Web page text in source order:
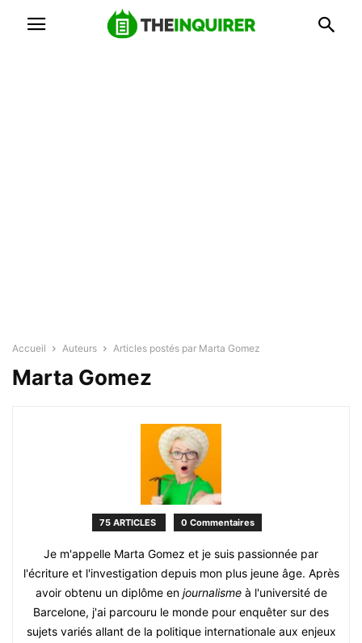
Accueil Auteurs Articles postés par Marta Gomez
Marta Gomez
75 ARTICLES 0 Commentaires
Je m'appelle Marta Gomez et je suis passionnée par
l'écriture et l'investigation depuis mon plus jeune âge. Après
avoir obtenu un diplôme en journalismeà l'université de
Barcelone, j'ai parcouru le monde pour enquêter sur des
sujets variés allant de la politique internationale aux enjeux